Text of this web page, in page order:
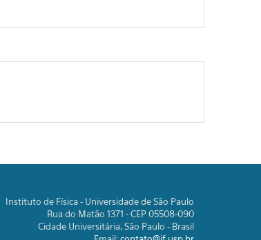
Instituto de Física - Universidade de São Paulo
Rua do Matão 1371 - CEP 05508-090
Cidade Universitária, São Paulo - Brasil